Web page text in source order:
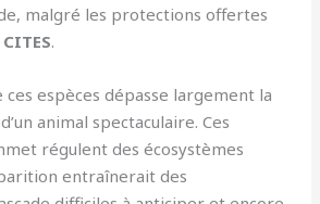
malgré les protections offertes
.
ces espèces dépasse largement la
animal spectaculaire. Ces
régulent des écosystèmes
entraînerait des